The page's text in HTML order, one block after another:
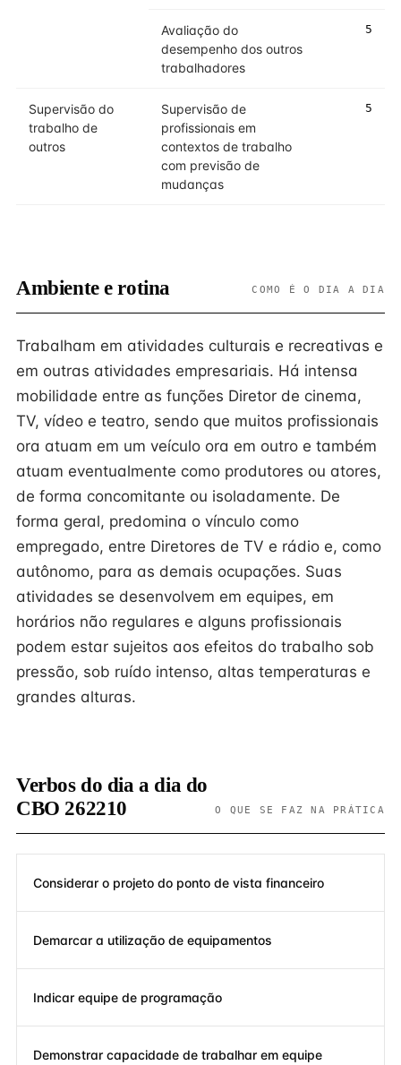
Avaliação do
desempenho dos outros
trabalhadores
5
Supervisão do
trabalho de
outros
Supervisão de
profissionais em
contextos de trabalho
com previsão de
mudanças
5
Ambiente e rotina COMO É O DIA A DIA
Trabalham em atividades culturais e recreativas e
em outras atividades empresariais. Há intensa
mobilidade entre as funções Diretor de cinema,
TV, vídeo e teatro, sendo que muitos profissionais
ora atuam em um veículo ora em outro e também
atuam eventualmente como produtores ou atores,
de forma concomitante ou isoladamente. De
forma geral, predomina o vínculo como
empregado, entre Diretores de TV e rádio e, como
autônomo, para as demais ocupações. Suas
atividades se desenvolvem em equipes, em
horários não regulares e alguns profissionais
podem estar sujeitos aos efeitos do trabalho sob
pressão, sob ruído intenso, altas temperaturas e
grandes alturas.
Verbos do dia a dia do
CBO 262210
O QUE SE FAZ NA PRÁTICA
Considerar o projeto do ponto de vista financeiro
Demarcar a utilização de equipamentos
Indicar equipe de programação
Demonstrar capacidade de trabalhar em equipe